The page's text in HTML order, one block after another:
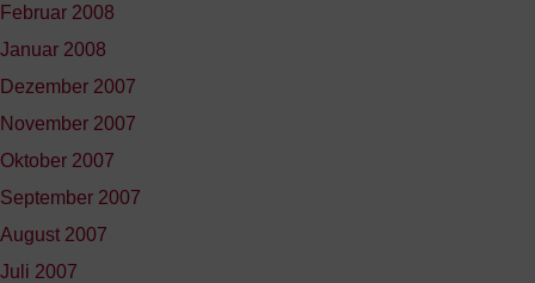
Februar 2008
Januar 2008
Dezember 2007
November 2007
Oktober 2007
September 2007
August 2007
Juli 2007